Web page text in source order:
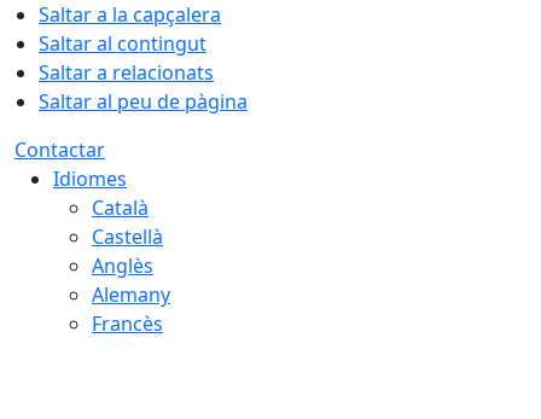
Saltar a la capçalera
Saltar al contingut
Saltar a relacionats
Saltar al peu de pàgina
Contactar
Idiomes
Català
Castellà
Anglès
Alemany
Francès